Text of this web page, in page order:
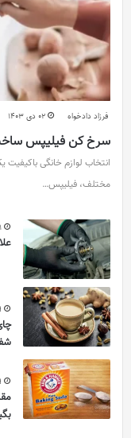
فرزاد دادخواه 02 دی 1403
سرخ کن فیلیپس
انتخاب لوازم خانگی
مختلف، فیلیپس…